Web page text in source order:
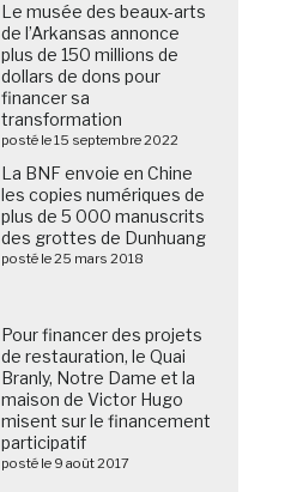
Le musée des beaux-arts
de l’Arkansas annonce
plus de 150 millions de
dollars de dons pour
financer sa
transformation
posté le 15 septembre 2022
La BNF envoie en Chine
les copies numériques de
plus de 5 000 manuscrits
des grottes de Dunhuang
posté le 25 mars 2018
Pour financer des projets
de restauration, le Quai
Branly, Notre Dame et la
maison de Victor Hugo
misent sur le financement
participatif
posté le 9 août 2017